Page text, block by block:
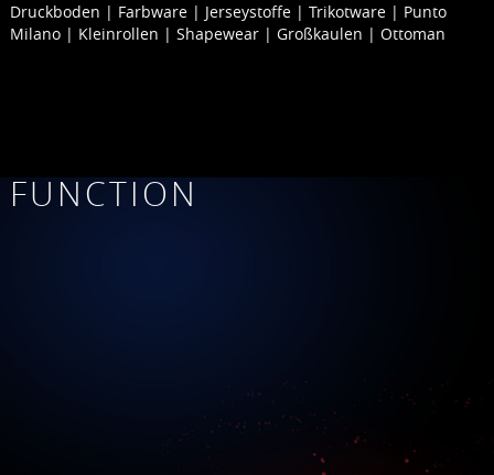
Druckboden | Farbware | Jerseystoffe | Trikotware | Punto
Milano | Kleinrollen | Shapewear | Großkaulen | Ottoman
FUNCTION